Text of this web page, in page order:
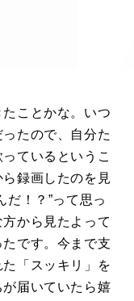
ことかな。いつ
たので、自分た
ているというこ
録画したのを見
だ！？”って思っ
から見たよって
です。今まで支
「スッキリ」を
届いていたら嬉